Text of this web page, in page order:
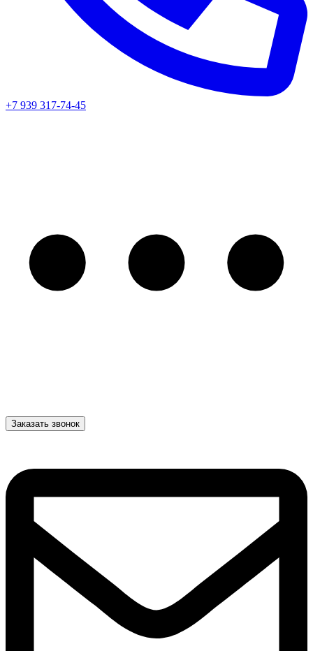
+7 939 317-74-45
Заказать звонок